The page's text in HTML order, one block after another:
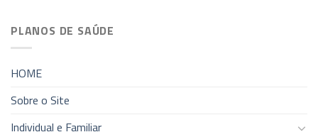
PLANOS DE SAÚDE
HOME
Sobre o Site
Individual e Familiar